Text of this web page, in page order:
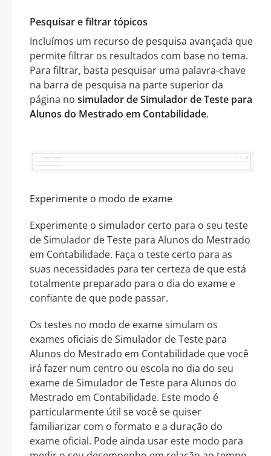
Pesquisar e filtrar tópicos
Incluímos um recurso de pesquisa avançada que
permite filtrar os resultados com base no tema.
Para filtrar, basta pesquisar uma palavra-chave
na barra de pesquisa na parte superior da
página no simulador de Simulador de Teste para
Alunos do Mestrado em Contabilidade.
Experimente o modo de exame
Experimente o simulador certo para o seu teste
de Simulador de Teste para Alunos do Mestrado
em Contabilidade. Faça o teste certo para as
suas necessidades para ter certeza de que está
totalmente preparado para o dia do exame e
confiante de que pode passar.
Os testes no modo de exame simulam os
exames oficiais de Simulador de Teste para
Alunos do Mestrado em Contabilidade que você
irá fazer num centro ou escola no dia do seu
exame de Simulador de Teste para Alunos do
Mestrado em Contabilidade. Este modo é
particularmente útil se você se quiser
familiarizar com o formato e a duração do
exame oficial. Pode ainda usar este modo para